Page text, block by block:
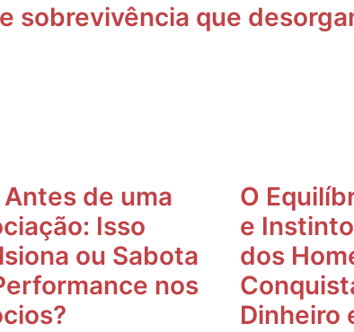
sobrevivência que
Antes de uma
Isso
ou Sabota
nos
O
e
dos
Dinheiro